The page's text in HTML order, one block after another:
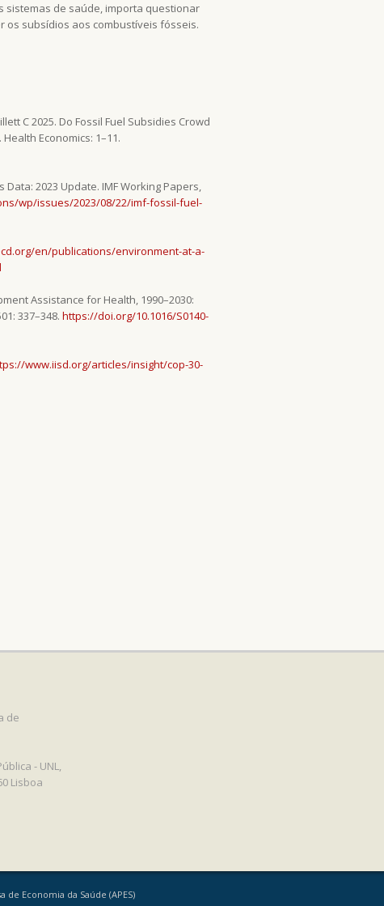
sistemas de saúde, importa questionar
os subsídios aos combustíveis fósseis.
C 2025. Do Fossil Fuel Subsidies Crowd
Economics: 1–11.
Data: 2023 Update. IMF Working Papers,
wp/issues/2023/08/22/imf-fossil-fuel-
en/publications/environment-at-a-
Assistance for Health, 1990–2030:
337–348. https://doi.org/10.1016/S0140-
www.iisd.org/articles/insight/cop-30-
de
- UNL,
Lisboa
Economia da Saúde (APES)